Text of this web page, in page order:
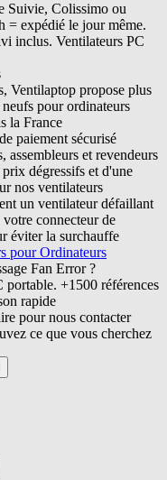
Suivie, Colissimo ou
= expédié le jour même.
inclus. Ventilateurs PC
Ventilaptop propose plus
pour ordinateurs
la France
paiement sécurisé
assembleurs et revendeurs
dégressifs et d'une
nos ventilateurs
un ventilateur défaillant
connecteur de
éviter la surchauffe
pour Ordinateurs
Fan Error ?
portable. +1500 références
rapide
pour nous contacter
ce que vous cherchez